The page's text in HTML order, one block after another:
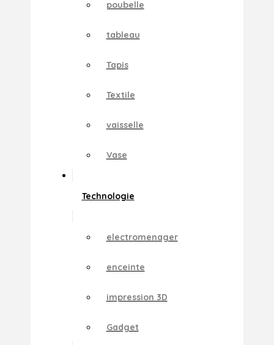
poubelle
tableau
Tapis
Textile
vaisselle
Vase
Technologie
electromenager
enceinte
impression 3D
Gadget